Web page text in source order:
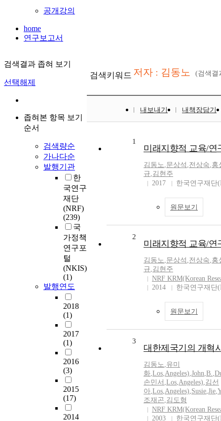
공개강의
home
연구보고서
검색결과 좁혀 보기
선택해제
좁혀본 항목 보기
순서
검색량순
가나다순
발행기관
한
국연구
재단
(NRF)
(239)
국
가정책
연구포
털
(NKIS)
(1)
발행연도
2018
(1)
2017
(1)
2016
(3)
2015
(17)
2014
검색키워드 저자 : 김동노 (검색
내보내기 내책장담기
1
미래지향적 교육/연
김동노,문상석 ,전상숙,홍
규,김현주
2017
한국연구재단
원문보기
2
미래지향적 교육/연
김동노,문상석 ,전상숙,홍
규,김현주
NRF KRM(Korean
2014
한국연구재단
원문보기
3
대한제국기의 개혁
김동노,유미
화,Los,Angeles),John,B.,
손민서 ,Los,Angeles),김선
아,Los,Angeles),Susie,Jie,
조재곤,김도형
NRF KRM(Korean
2003
한국연구재단